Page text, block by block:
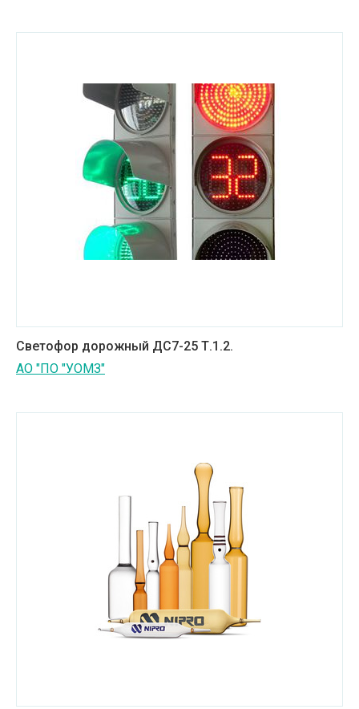
Энергетическое и горное машиностроение
Высшее образование
Среднее специальное образование
Оборудование для промышленных
производств
Светофор дорожный ДС7-25 Т.1.2.
АО "ПО "УОМЗ"